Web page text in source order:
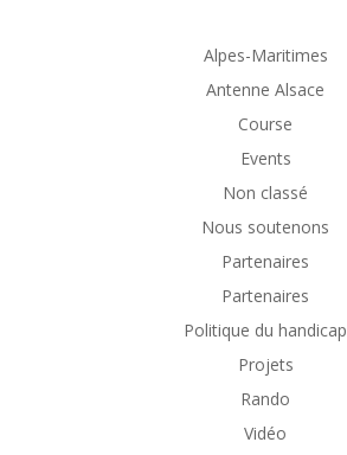
Alpes-Maritimes
Antenne Alsace
Course
Events
Non classé
Nous soutenons
Partenaires
Partenaires
Politique du handicap
Projets
Rando
Vidéo